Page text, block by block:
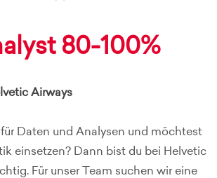
80-100%
Airways
für Daten und Analysen und möchtest
einsetzen? Dann bist du bei Helvetic
Für unser Team suchen wir eine